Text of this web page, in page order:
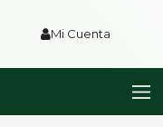
Mi Cuenta